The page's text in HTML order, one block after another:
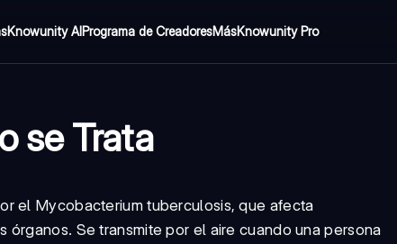
Knowunity AIPrograma de CreadoresMásKnowunity Pro
se Trata
el Mycobacterium tuberculosis, que afecta
Se transmite por el aire cuando una persona